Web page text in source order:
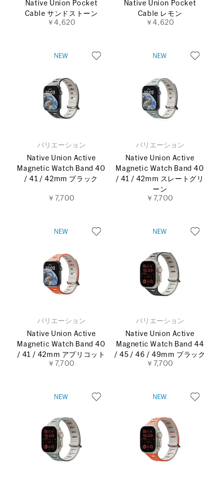
Native Union Pocket
Cable サンドストーン
￥4,620
Native Union Pocket
Cable レモン
￥4,620
バリエーション
Native Union Active
Magnetic Watch Band 40
/ 41 / 42mm ブラック
￥7,700
バリエーション
Native Union Active
Magnetic Watch Band 40
/ 41 / 42mm スレートグリ
ーン
￥7,700
バリエーション
Native Union Active
Magnetic Watch Band 40
/ 41 / 42mm アプリコット
￥7,700
バリエーション
Native Union Active
Magnetic Watch Band 44
/ 45 / 46 / 49mm ブラック
￥7,700